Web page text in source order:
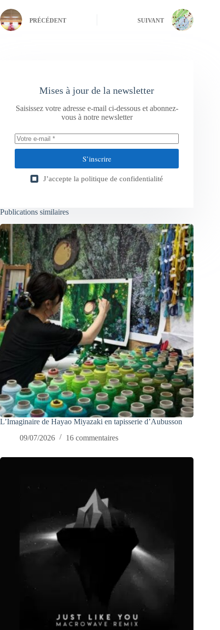
PRÉCÉDENT SUIVANT
Mises à jour de la newsletter
Saisissez votre adresse e-mail ci-dessous et abonnez-
vous à notre newsletter
S’inscrire
J’accepte la politique de confidentialité
Publications similaires
L’Imaginaire de Hayao Miyazaki en tapisserie d’Aubusson
09/07/2026
16 commentaires